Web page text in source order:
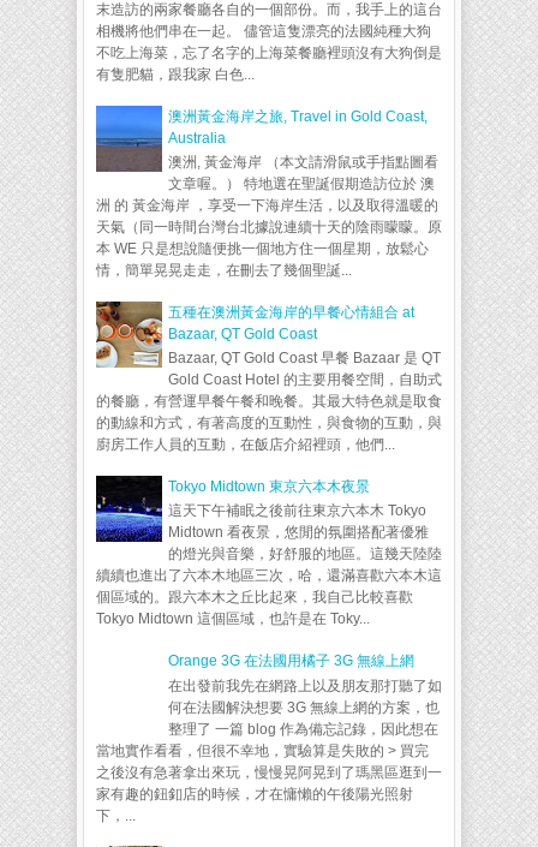
末造訪的兩家餐廳各自的一個部份。而，我手上的這台
相機將他們串在一起。 儘管這隻漂亮的法國純種大狗
不吃上海菜，忘了名字的上海菜餐廳裡頭沒有大狗倒是
有隻肥貓，跟我家 白色...
澳洲黃金海岸之旅, Travel in Gold Coast,
Australia
澳洲, 黃金海岸 （本文請滑鼠或手指點圖看
文章喔。） 特地選在聖誕假期造訪位於 澳
洲 的 黃金海岸 ，享受一下海岸生活，以及取得溫暖的
天氣（同一時間台灣台北據說連續十天的陰雨矇矇。原
本 WE 只是想說隨便挑一個地方住一個星期，放鬆心
情，簡單晃晃走走，在刪去了幾個聖誕...
五種在澳洲黃金海岸的早餐心情組合 at
Bazaar, QT Gold Coast
Bazaar, QT Gold Coast 早餐 Bazaar 是 QT
Gold Coast Hotel 的主要用餐空間，自助式
的餐廳，有營運早餐午餐和晚餐。其最大特色就是取食
的動線和方式，有著高度的互動性，與食物的互動，與
廚房工作人員的互動，在飯店介紹裡頭，他們...
Tokyo Midtown 東京六本木夜景
這天下午補眠之後前往東京六本木 Tokyo
Midtown 看夜景，悠閒的氛圍搭配著優雅
的燈光與音樂，好舒服的地區。這幾天陸陸
續續也進出了六本木地區三次，哈，還滿喜歡六本木這
個區域的。跟六本木之丘比起來，我自己比較喜歡
Tokyo Midtown 這個區域，也許是在 Toky...
Orange 3G 在法國用橘子 3G 無線上網
在出發前我先在網路上以及朋友那打聽了如
何在法國解決想要 3G 無線上網的方案，也
整理了 一篇 blog 作為備忘記錄，因此想在
當地實作看看，但很不幸地，實驗算是失敗的 > 買完
之後沒有急著拿出來玩，慢慢晃阿晃到了瑪黑區逛到一
家有趣的鈕釦店的時候，才在慵懶的午後陽光照射
下，...